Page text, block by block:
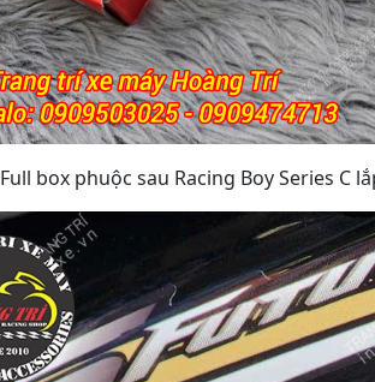
Full box phuộc sau Racing Boy Series C